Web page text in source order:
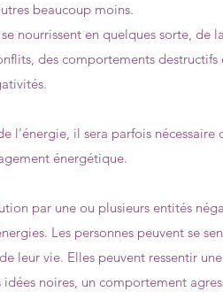
beaucoup moins.
nourrissent en quelques sorte, de
des comportements
l'énergie, il sera parfois nécessaire
énergétique.
par une ou plusieurs entités
Les personnes peuvent se
leur vie. Elles peuvent ressentir
noires, un comportement